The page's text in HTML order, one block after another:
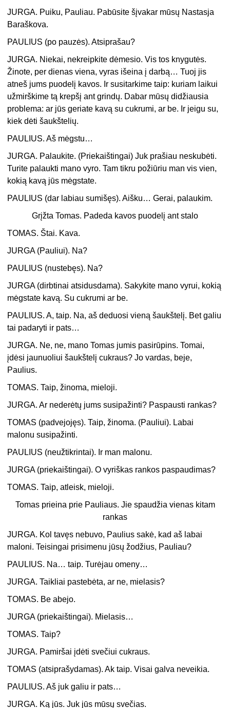
JURGA. Puiku, Pauliau. Pabūsite šįvakar mūsų Nastasja
Baraškova.
PAULIUS (po pauzės). Atsiprašau?
JURGA. Niekai, nekreipkite dėmesio. Vis tos knygutės.
Žinote, per dienas viena, vyras išeina į darbą… Tuoj jis
atneš jums puodelį kavos. Ir susitarkime taip: kuriam laikui
užmirškime tą krepšį ant grindų. Dabar mūsų didžiausia
problema: ar jūs geriate kavą su cukrumi, ar be. Ir jeigu su,
kiek dėti šaukštelių.
PAULIUS. Aš mėgstu…
JURGA. Palaukite. (Priekaištingai) Juk prašiau neskubėti.
Turite palaukti mano vyro. Tam tikru požiūriu man vis vien,
kokią kavą jūs mėgstate.
PAULIUS (dar labiau sumišęs). Aišku… Gerai, palaukim.
Grįžta Tomas. Padeda kavos puodelį ant stalo
TOMAS. Štai. Kava.
JURGA (Pauliui). Na?
PAULIUS (nustebęs). Na?
JURGA (dirbtinai atsidusdama). Sakykite mano vyrui, kokią
mėgstate kavą. Su cukrumi ar be.
PAULIUS. A, taip. Na, aš deduosi vieną šaukštelį. Bet galiu
tai padaryti ir pats…
JURGA. Ne, ne, mano Tomas jumis pasirūpins. Tomai,
įdėsi jaunuoliui šaukštelį cukraus? Jo vardas, beje,
Paulius.
TOMAS. Taip, žinoma, mieloji.
JURGA. Ar nederėtų jums susipažinti? Paspausti rankas?
TOMAS (padvejojęs). Taip, žinoma. (Pauliui). Labai
malonu susipažinti.
PAULIUS (neužtikrintai). Ir man malonu.
JURGA (priekaištingai). O vyriškas rankos paspaudimas?
TOMAS. Taip, atleisk, mieloji.
Tomas prieina prie Pauliaus. Jie spaudžia vienas kitam
rankas
JURGA. Kol tavęs nebuvo, Paulius sakė, kad aš labai
maloni. Teisingai prisimenu jūsų žodžius, Pauliau?
PAULIUS. Na… taip. Turėjau omeny…
JURGA. Taikliai pastebėta, ar ne, mielasis?
TOMAS. Be abejo.
JURGA (priekaištingai). Mielasis…
TOMAS. Taip?
JURGA. Pamiršai įdėti svečiui cukraus.
TOMAS (atsiprašydamas). Ak taip. Visai galva neveikia.
PAULIUS. Aš juk galiu ir pats…
JURGA. Ką jūs. Juk jūs mūsų svečias.